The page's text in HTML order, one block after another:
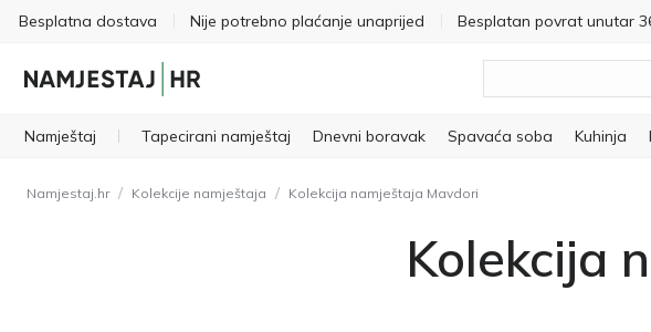
Besplatna dostava Nije potrebno plaćanje unaprijed Besplatan povrat unutar
Namještaj Tapecirani namještaj Dnevni boravak Spavaća soba Kuhinja
Namjestaj.hr / Kolekcije namještaja / Kolekcija namještaja Mavdori
Kolekcija